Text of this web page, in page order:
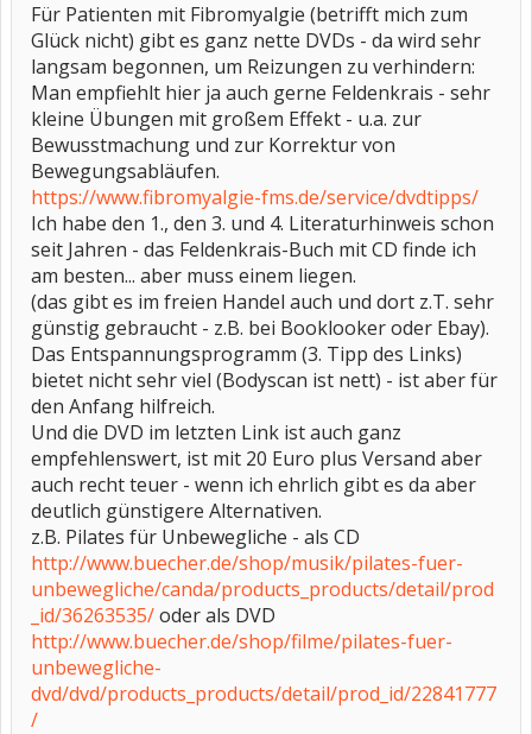
Für Patienten mit Fibromyalgie (betrifft mich zum
Glück nicht) gibt es ganz nette DVDs - da wird sehr
langsam begonnen, um Reizungen zu verhindern:
Man empfiehlt hier ja auch gerne Feldenkrais - sehr
kleine Übungen mit großem Effekt - u.a. zur
Bewusstmachung und zur Korrektur von
Bewegungsabläufen.
https://www.fibromyalgie-fms.de/service/dvdtipps/
Ich habe den 1., den 3. und 4. Literaturhinweis schon
seit Jahren - das Feldenkrais-Buch mit CD finde ich
am besten... aber muss einem liegen.
(das gibt es im freien Handel auch und dort z.T. sehr
günstig gebraucht - z.B. bei Booklooker oder Ebay).
Das Entspannungsprogramm (3. Tipp des Links)
bietet nicht sehr viel (Bodyscan ist nett) - ist aber für
den Anfang hilfreich.
Und die DVD im letzten Link ist auch ganz
empfehlenswert, ist mit 20 Euro plus Versand aber
auch recht teuer - wenn ich ehrlich gibt es da aber
deutlich günstigere Alternativen.
z.B. Pilates für Unbewegliche - als CD
http://www.buecher.de/shop/musik/pilates-fuer-
unbewegliche/canda/products_products/detail/prod
_id/36263535/oder als DVD
http://www.buecher.de/shop/filme/pilates-fuer-
unbewegliche-
dvd/dvd/products_products/detail/prod_id/22841777
/